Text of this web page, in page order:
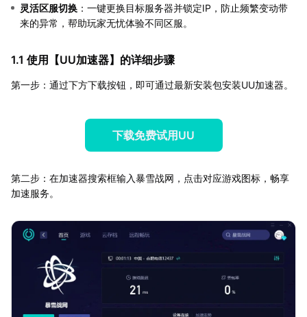
灵活区服切换 ：一键更换目标服务器并锁定IP，防止频繁变动带
来的异常，帮助玩家无忧体验不同区服。
1.1 使用【UU加速器】的详细步骤
第一步：通过下方下载按钮，即可通过最新安装包安装UU加速器。
下载免费试用UU
第二步：在加速器搜索框输入暴雪战网，点击对应游戏图标，畅享
加速服务。